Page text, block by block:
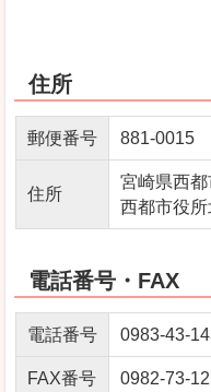
住所
郵便番号 881-0015
住所
宮崎県西
西都市役
電話番号・FAX
電話番号 0983-43-
FAX番号 0982-73-